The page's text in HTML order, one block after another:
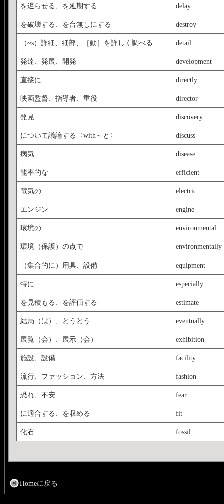
を遅らせる、を延期する delay
を破壊する、を台無しにする destroy
（~s）詳細、細部、［動］を詳しく調べる detail
発達、発展、開発 development
直接に directly
映画監督、指導者、重役 director
発見 discovery
について議論する〈with～と〉 discuss
病気 disease
能率的な efficient
電気の electric
エンジン engine
環境の environmental
環境（保護）の点で environmentally
（集合的に）用具、設備 equipment
特に especially
を見積もる、を評価する estimate
結局（は）、とうとう eventually
展覧（会）、展示（会） exhibition
施設、設備 facility
流行、ファッション、方法 fashion
恐れ、不安 fear
に適合する、を収める fit
化石 fossil
Homeに戻る